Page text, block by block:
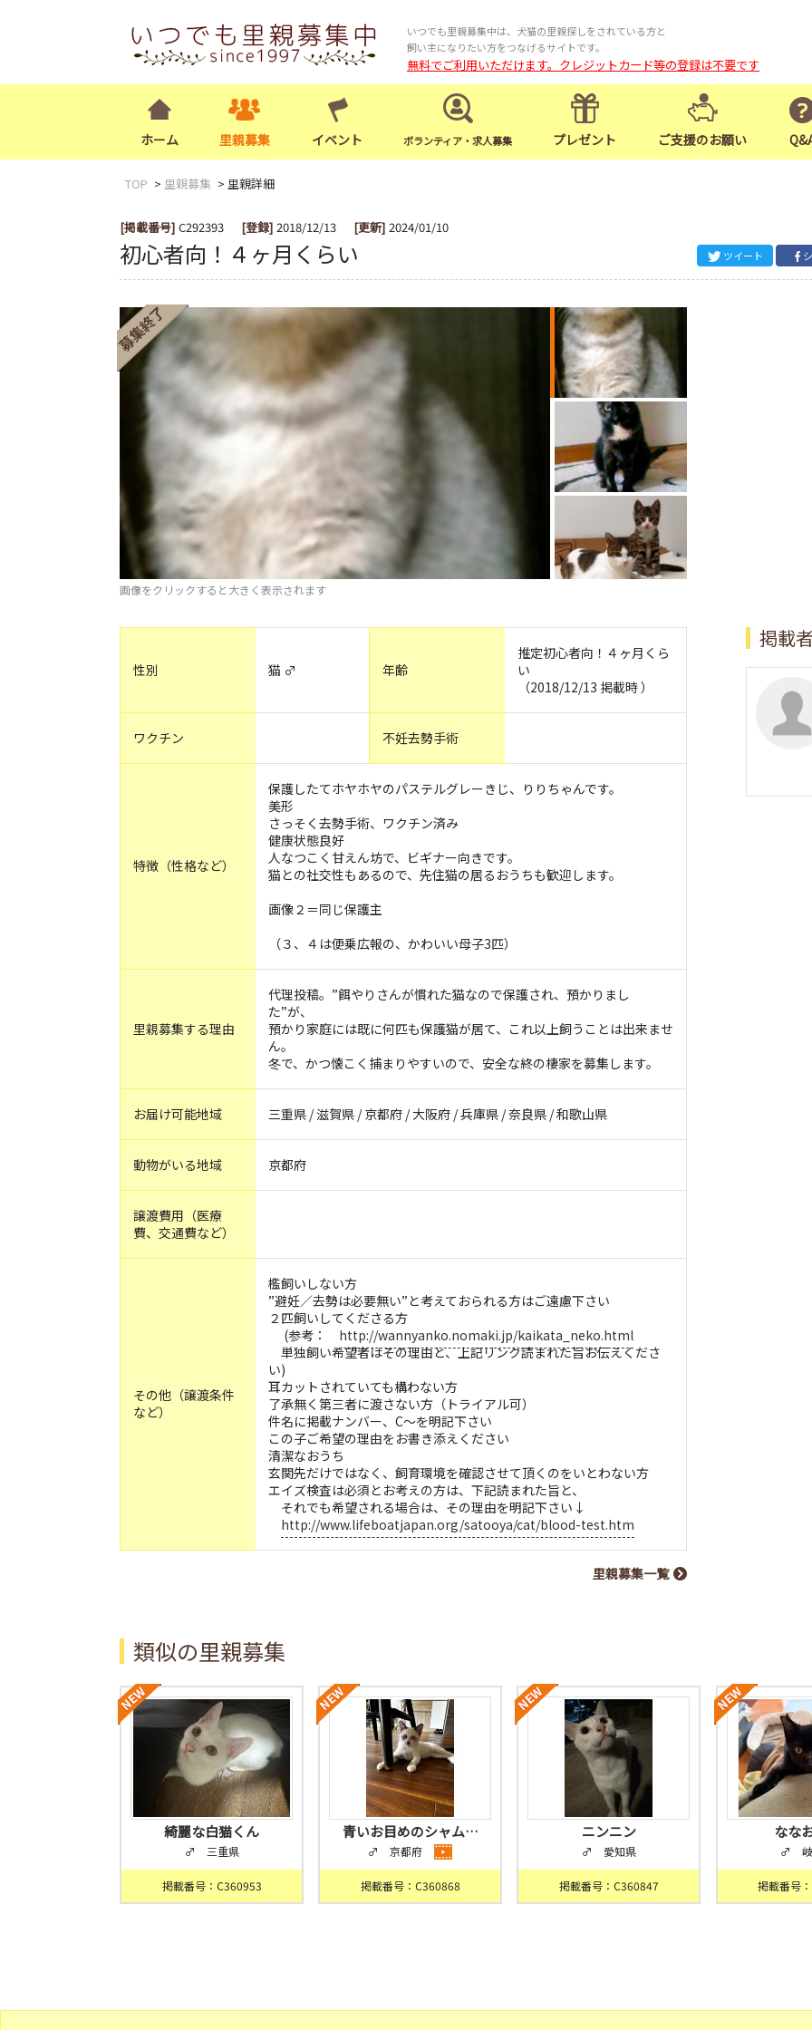
いつでも里親募集中は、犬猫の里親探しをされている方と
飼い主になりたい方をつなげるサイトです。
無料でご利用いただけます。クレジットカード等の登録は不要です
ホーム 里親募集 イベント ボランティア・求人募集 プレゼント ご支援のお願い
TOP 里親募集 里親詳細
[掲載番号] C292393 [登録] 2018/12/13 [更新] 2024/01/10
初心者向！４ヶ月くらい ツイート
画像をクリックすると大きく表示されます
性別 猫 ♂ 年齢
推定初心者向！４ヶ月くら
い
（2018/12/13 掲載時 ）
ワクチン 不妊去勢手術
特徴（性格など）
保護したてホヤホヤのパステルグレーきじ、りりちゃんです。
美形
さっそく去勢手術、ワクチン済み
健康状態良好
人なつこく甘えん坊で、ビギナー向きです。
猫との社交性もあるので、先住猫の居るおうちも歓迎します。
画像２＝同じ保護主
（３、４は便乗広報の、かわいい母子3匹）
里親募集する理由
代理投稿。”餌やりさんが慣れた猫なので保護され、預かりまし
た”が、
預かり家庭には既に何匹も保護猫が居て、これ以上飼うことは出来ませ
ん。
冬で、かつ懐こく捕まりやすいので、安全な終の棲家を募集します。
お届け可能地域 三重県 / 滋賀県 / 京都府 / 大阪府 / 兵庫県 / 奈良県 / 和歌山県
動物がいる地域 京都府
譲渡費用（医療
費、交通費など）
その他（譲渡条件
など）
檻飼いしない方
”避妊／去勢は必要無い”と考えておられる方はご遠慮下さい
２匹飼いしてくださる方
(参考： http://wannyanko.nomaki.jp/kaikata_neko.html
単独飼い希望者はその理由と、上記リンク読まれた旨お伝えくださ
い)
耳カットされていても構わない方
了承無く第三者に渡さない方（トライアル可）
件名に掲載ナンバー、C〜を明記下さい
この子ご希望の理由をお書き添えください
清潔なおうち
玄関先だけではなく、飼育環境を確認させて頂くのをいとわない方
エイズ検査は必須とお考えの方は、下記読まれた旨と、
それでも希望される場合は、その理由を明記下さい↓
http://www.lifeboatjapan.org/satooya/cat/blood-test.htm
里親募集一覧
掲載者
類似の里親募集
綺麗な白猫くん
♂ 三重県
掲載番号：C360953
青いお目めのシャム…
♂ 京都府
掲載番号：C360868
ニンニン
♂ 愛知県
掲載番号：C360847
なな
♂ 岐
掲載番号